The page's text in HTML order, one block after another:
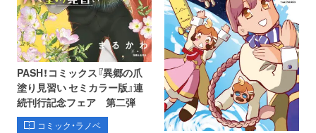
PASH！コミックス『異郷の爪
塗り見習い セミカラー版』連
続刊行記念フェア 第二弾
コミック・ラノベ